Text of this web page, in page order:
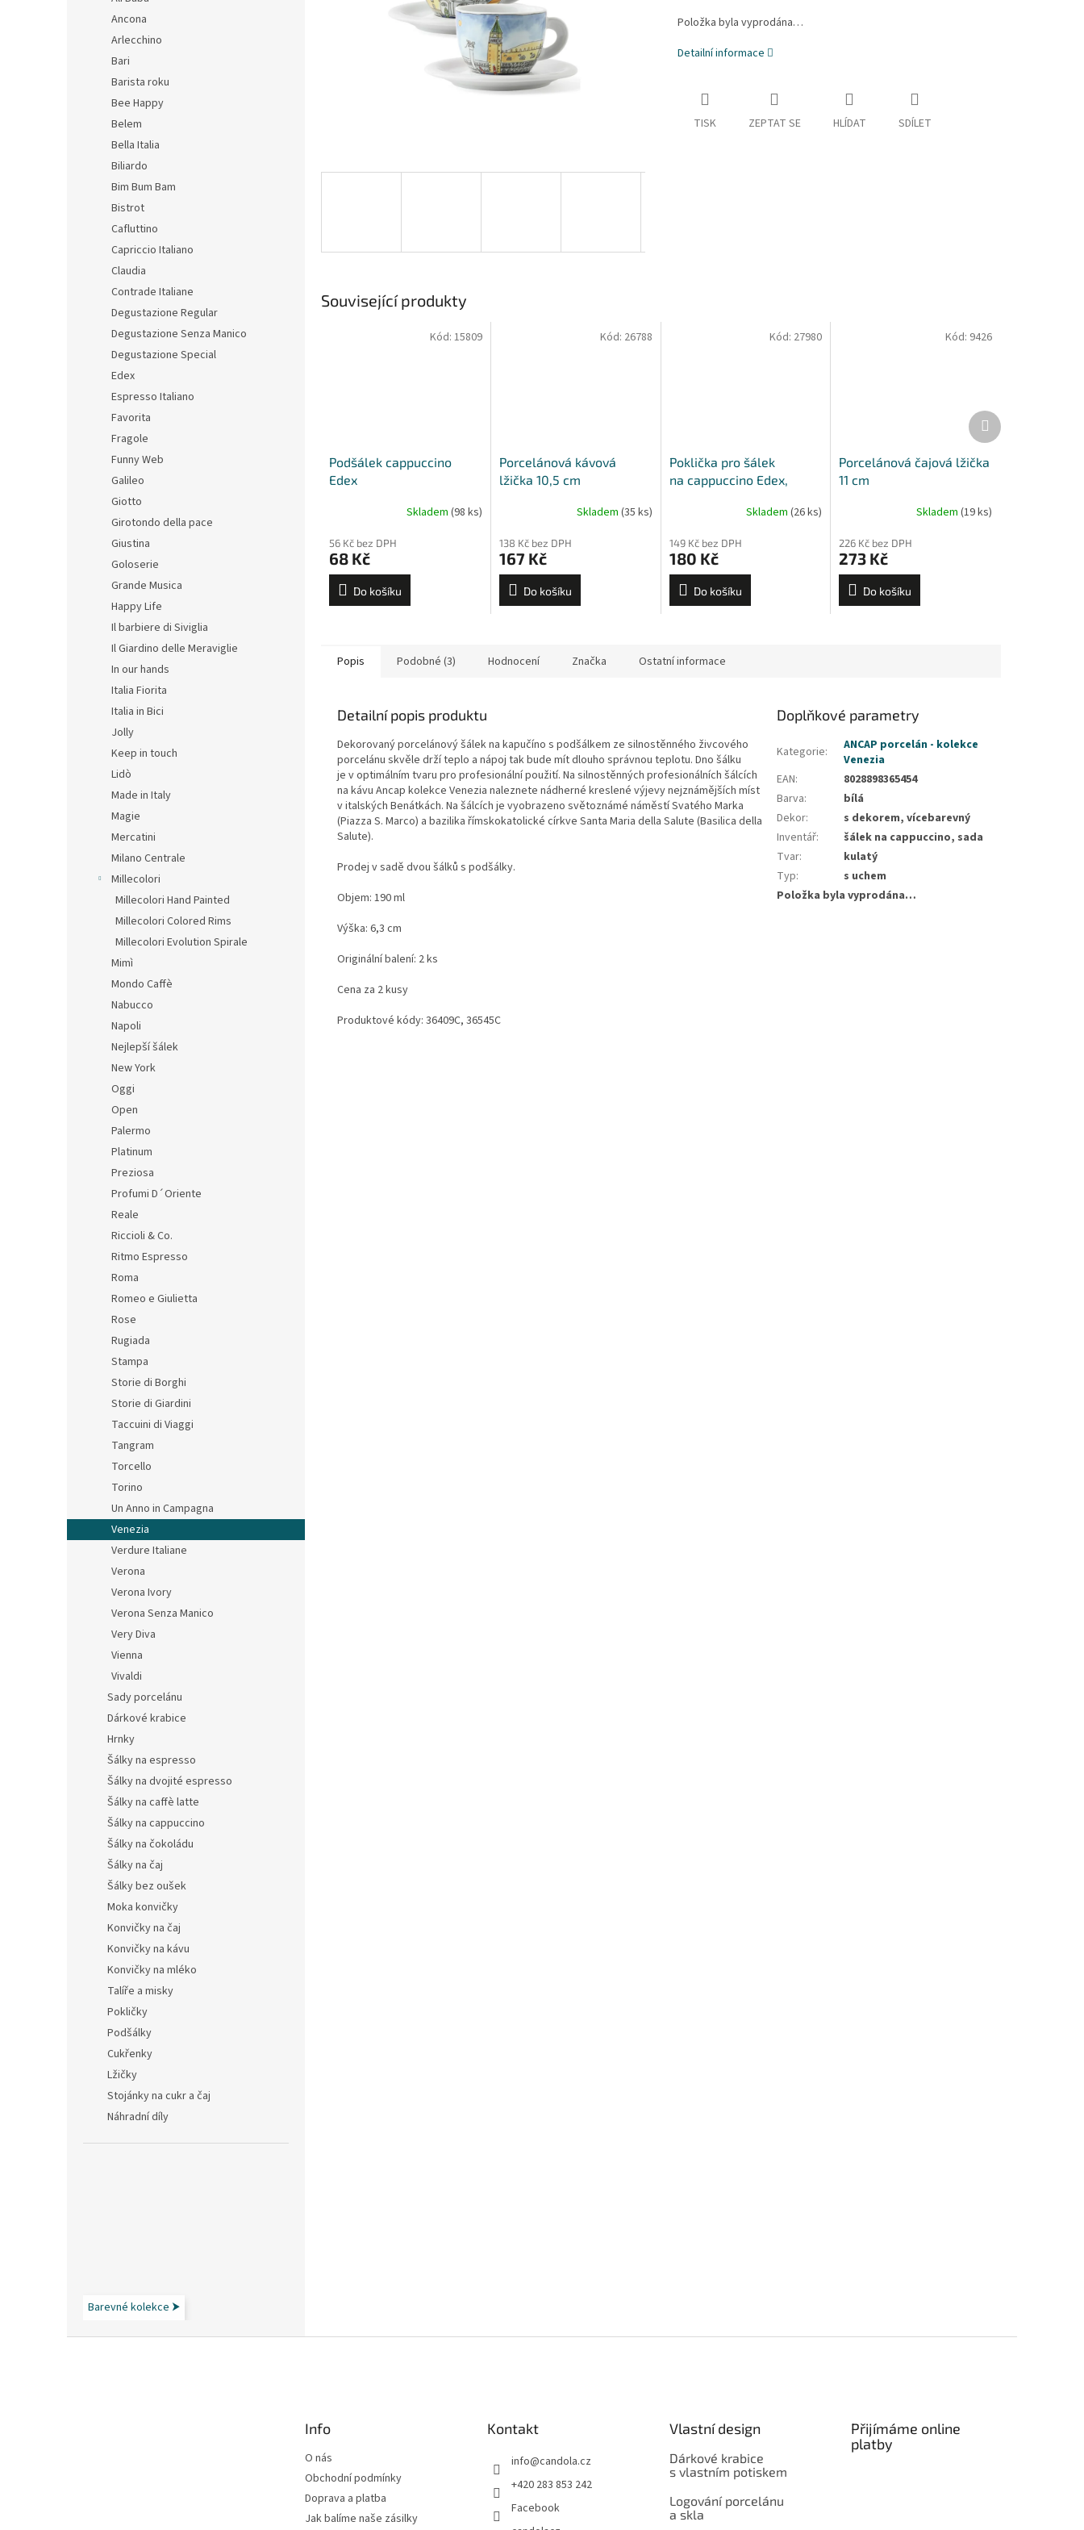
Ancona
Arlecchino
Bari
Barista roku
Bee Happy
Belem
Bella Italia
Biliardo
Bim Bum Bam
Bistrot
Cafluttino
Capriccio Italiano
Claudia
Contrade Italiane
Degustazione Regular
Degustazione Senza Manico
Degustazione Special
Edex
Espresso Italiano
Favorita
Fragole
Funny Web
Galileo
Giotto
Girotondo della pace
Giustina
Goloserie
Grande Musica
Happy Life
Il barbiere di Siviglia
Il Giardino delle Meraviglie
In our hands
Italia Fiorita
Italia in Bici
Jolly
Keep in touch
Lidò
Made in Italy
Magie
Mercatini
Milano Centrale
Millecolori
Millecolori Hand Painted
Millecolori Colored Rims
Millecolori Evolution Spirale
Mimì
Mondo Caffè
Nabucco
Napoli
Nejlepší šálek
New York
Oggi
Open
Palermo
Platinum
Preziosa
Profumi D´Oriente
Reale
Riccioli & Co.
Ritmo Espresso
Roma
Romeo e Giulietta
Rose
Rugiada
Stampa
Storie di Borghi
Storie di Giardini
Taccuini di Viaggi
Tangram
Torcello
Torino
Un Anno in Campagna
Venezia
Verdure Italiane
Verona
Verona Ivory
Verona Senza Manico
Very Diva
Vienna
Vivaldi
Sady porcelánu
Dárkové krabice
Hrnky
Šálky na espresso
Šálky na dvojité espresso
Šálky na caffè latte
Šálky na cappuccino
Šálky na čokoládu
Šálky na čaj
Šálky bez oušek
Moka konvičky
Konvičky na čaj
Konvičky na kávu
Konvičky na mléko
Talíře a misky
Pokličky
Podšálky
Cukřenky
Lžičky
Stojánky na cukr a čaj
Náhradní díly
Barevné kolekce ⮞
Položka byla vyprodána…
Detailní informace
TISK ZEPTAT SE HLÍDAT SDÍLET
Související produkty
Podšálek cappuccino
Edex
Skladem (98 ks)
56 Kč bez DPH
68 Kč
Do košíku
Kód: 15809
Porcelánová kávová
lžička 10,5 cm
Skladem (35 ks)
138 Kč bez DPH
167 Kč
Do košíku
Kód: 26788
Poklička pro šálek
na cappuccino Edex,
Skladem(26 ks)
149 Kč bez DPH
180 Kč
Do košíku
Kód: 27980
Porcelánová čajová lžička
11 cm
Skladem (19 ks)
226 Kč bez DPH
273 Kč
Do košíku
Kód: 9426
Další
produkt
Popis Podobné (3) Hodnocení Značka Ostatní informace
Detailní popis produktu
Dekorovaný porcelánový šálek na kapučíno s podšálkem ze silnostěnného živcového
porcelánu skvěle drží teplo a nápoj tak bude mít dlouho správnou teplotu. Dno šálku
je v optimálním tvaru pro profesionální použití. Na silnostěnných profesionálních šálcích
na kávu Ancap kolekce Venezia naleznete nádherné kreslené výjevy nejznámějších míst
v italských Benátkách. Na šálcích je vyobrazeno světoznámé náměstí Svatého Marka
(Piazza S. Marco) a bazilika římskokatolické církve Santa Maria della Salute (Basilica della
Salute).
Prodej v sadě dvou šálků s podšálky.
Objem: 190 ml
Výška: 6,3 cm
Originální balení: 2 ks
Cena za 2 kusy
Produktové kódy: 36409C, 36545C
Doplňkové parametry
Kategorie:
ANCAP porcelán - kolekce
Venezia
EAN:
8028898365454
Barva:
bílá
Dekor:
s dekorem, vícebarevný
Inventář:
šálek na cappuccino, sada
Tvar:
kulatý
Typ:
s uchem
Položka byla vyprodána…
Info
O nás
Obchodní podmínky
Doprava a platba
Jak balíme naše zásilky
Kontakt
info@candola.cz
+420 283 853 242
Facebook
Vlastní design
Dárkové krabice
s vlastním potiskem
Logování porcelánu
a skla
Přijímáme online
platby